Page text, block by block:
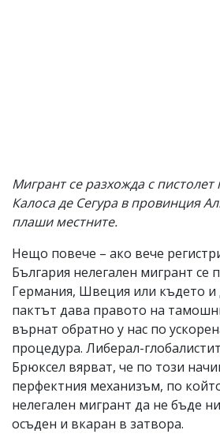
Мигрант се разхожда с пистолет
Калоса де Сегура в провинция
плаши местните.
Нещо повече – ако вече
България нелегален мигрант се
Германия, Швеция или където и
пактът дава правото на
върнат обратно у нас по
процедура. Либерал-
Брюксел вярват, че по този
перфектния механизъм, по
нелегален мигрант да не бъде
осъден и вкаран в затвора.